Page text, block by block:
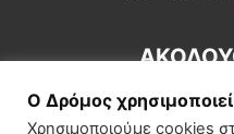
Ο Δρόμος
Χρησιμοποιούμε cookies